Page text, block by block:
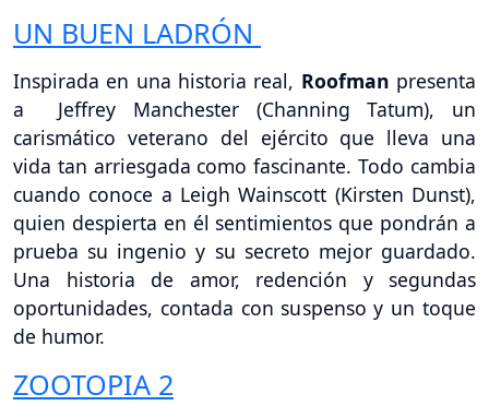
UN BUEN LADRÓN
Inspirada en una historia real, Roofman presenta
a Jeffrey Manchester (Channing Tatum), un
carismático veterano del ejército que lleva una
vida tan arriesgada como fascinante. Todo cambia
cuando conoce a Leigh Wainscott (Kirsten Dunst),
quien despierta en él sentimientos que pondrán a
prueba su ingenio y su secreto mejor guardado.
Una historia de amor, redención y segundas
oportunidades, contada con suspenso y un toque
de humor.
ZOOTOPIA 2